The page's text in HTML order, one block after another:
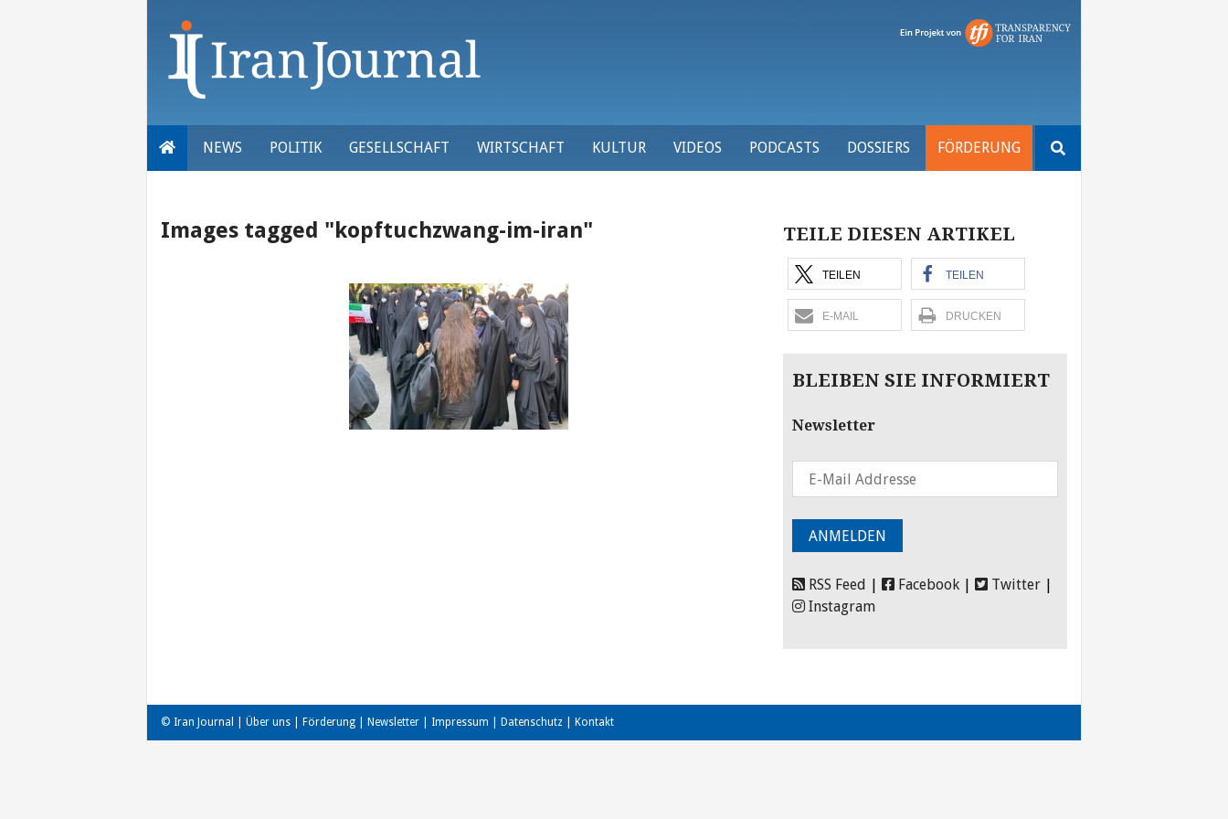
NEWS POLITIK GESELLSCHAFT WIRTSCHAFT KULTUR VIDEOS PODCASTS DOSSIERS FÖRDERUNG
nach:
Images tagged "kopftuchzwang-im-iran" TEILE DIESEN ARTIKEL
TEILEN TEILEN
E-MAIL DRUCKEN
BLEIBEN SIE INFORMIERT
Newsletter
RSS Feed Facebook Twitter
Instagram
© Iran Journal | Über uns Förderung Newsletter Impressum Datenschutz Kontakt